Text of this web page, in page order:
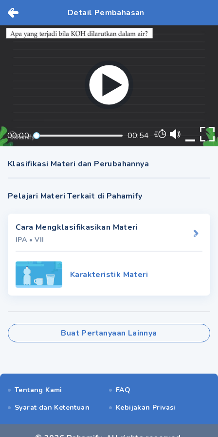
Detail Pembahasan
00:00 00:54
Klasifikasi Materi dan Perubahannya
Pelajari Materi Terkait di Pahamify
Cara Mengklasifikasikan Materi
IPA •VII
Karakteristik Materi
Buat Pertanyaan Lainnya
Tentang Kami
FAQ
Syarat dan Ketentuan
Kebijakan Privasi